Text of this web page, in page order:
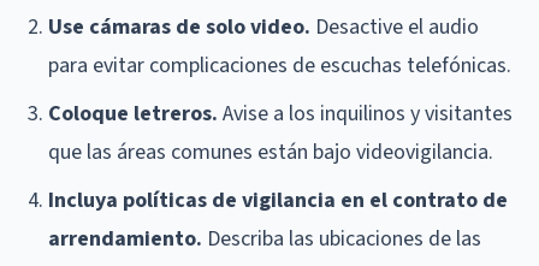
Use cámaras de solo video. Desactive el audio
para evitar complicaciones de escuchas telefónicas.
Coloque letreros. Avise a los inquilinos y visitantes
que las áreas comunes están bajo videovigilancia.
Incluya políticas de vigilancia en el contrato de
arrendamiento. Describa las ubicaciones de las